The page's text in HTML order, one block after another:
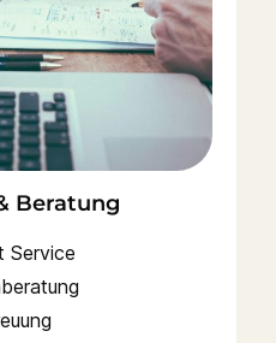
Beratung
Service